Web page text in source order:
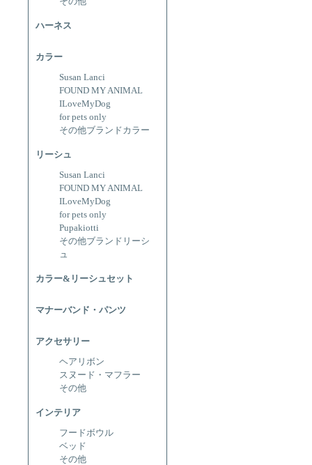
ハーネス
カラー
Susan Lanci
FOUND MY ANIMAL
ILoveMyDog
for pets only
その他ブランドカラー
リーシュ
Susan Lanci
FOUND MY ANIMAL
ILoveMyDog
for pets only
Pupakiotti
その他ブランドリーシ
ュ
カラー&リーシュセット
マナーバンド・パンツ
アクセサリー
ヘアリボン
スヌード・マフラー
その他
インテリア
フードボウル
ベッド
その他